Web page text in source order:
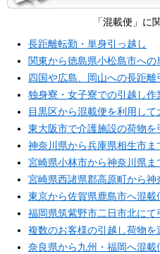
「混載便」に
長距離転勤・単身引っ越し
関東から徳島県小松島市への
四国や広島、岡山への長距離
独身寮・女子寮での引越し作
目黒区から混載便を利用して
東大阪市で介護施設の荷物
神奈川県から兵庫県相生市ま
宮崎県小林市から神奈川県ま
宮崎県西諸県郡高原町から神
東京から佐賀県鹿島市へ混載
福岡県筑紫野市二日市北にて
複数のお客様の引越し荷物
奈良県から九州・福岡へ混載